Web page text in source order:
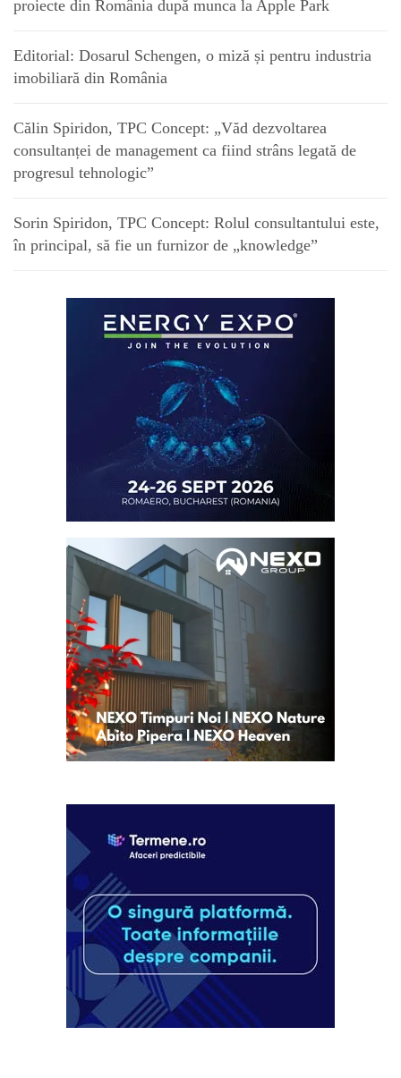
proiecte din România după munca la Apple Park
Editorial: Dosarul Schengen, o miză și pentru industria
imobiliară din România
Călin Spiridon, TPC Concept: „Văd dezvoltarea
consultanței de management ca fiind strâns legată de
progresul tehnologic”
Sorin Spiridon, TPC Concept: Rolul consultantului este,
în principal, să fie un furnizor de „knowledge”